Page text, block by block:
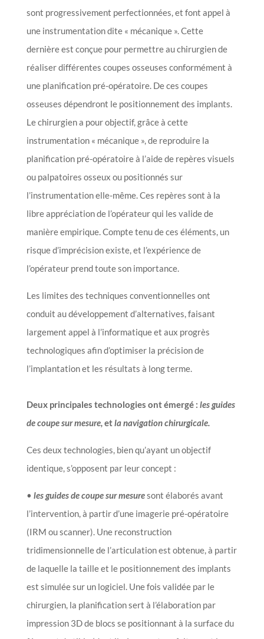
sont progressivement perfectionnées, et font appel à
une instrumentation dite « mécanique ». Cette
dernière est conçue pour permettre au chirurgien de
réaliser différentes coupes osseuses conformément à
une planification pré-opératoire. De ces coupes
osseuses dépendront le positionnement des implants.
Le chirurgien a pour objectif, grâce à cette
instrumentation « mécanique », de reproduire la
planification pré-opératoire à l’aide de repères visuels
ou palpatoires osseux ou positionnés sur
l’instrumentation elle-même. Ces repères sont à la
libre appréciation de l’opérateur qui les valide de
manière empirique. Compte tenu de ces éléments, un
risque d’imprécision existe, et l’expérience de
l’opérateur prend toute son importance.
Les limites des techniques conventionnelles ont
conduit au développement d’alternatives, faisant
largement appel à l’informatique et aux progrès
technologiques afin d’optimiser la précision de
l’implantation et les résultats à long terme.
Deux principales technologies ont émergé : les guides
de coupe sur mesure,etla navigation chirurgicale.
Ces deux technologies, bien qu’ayant un objectif
identique, s’opposent par leur concept :
• les guides de coupe sur mesuresont élaborés avant
l’intervention, à partir d’une imagerie pré-opératoire
(IRM ou scanner). Une reconstruction
tridimensionnelle de l’articulation est obtenue, à partir
de laquelle la taille et le positionnement des implants
est simulée sur un logiciel. Une fois validée par le
chirurgien, la planification sert à l’élaboration par
impression 3D de blocs se positionnant à la surface du